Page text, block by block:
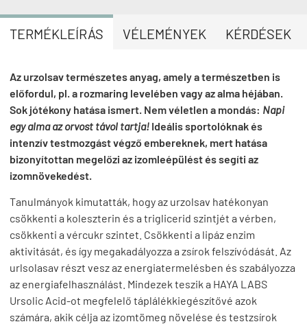
TERMÉKLEÍRÁS VÉLEMÉNYEK KÉRDÉSEK
Az urzolsav természetes anyag, amely a természetben is
előfordul, pl. a rozmaring levelében vagy az alma héjában.
Sok jótékony hatása ismert. Nem véletlen a mondás: Napi
egy alma az orvost távol tartja! Ideális sportolóknak és
intenzív testmozgást végző embereknek, mert hatása
bizonyítottan megelőzi az izomleépülést és segíti az
izomnövekedést.
Tanulmányok kimutatták, hogy az urzolsav hatékonyan
csökkenti a koleszterin és a triglicerid szintjét a vérben,
csökkenti a vércukr szintet. Csökkenti a lipáz enzim
aktivitását, és így megakadályozza a zsírok felszívódását. Az
urlsolasav részt vesz az energiatermelésben és szabályozza
az energiafelhasználást. Mindezek teszik a HAYA LABS
Ursolic Acid-ot megfelelő táplálékkiegészítővé azok
számára, akik célja az izomtömeg növelése és testzsírok